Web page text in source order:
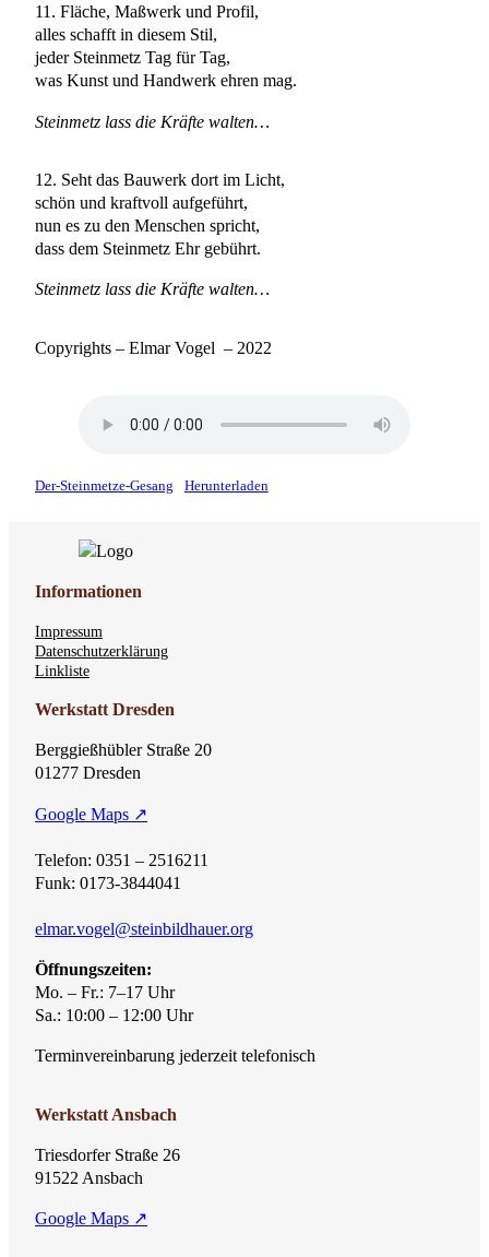
11. Fläche, Maßwerk und Profil,
alles schafft in diesem Stil,
jeder Steinmetz Tag für Tag,
was Kunst und Handwerk ehren mag.
Steinmetz lass die Kräfte walten…
12. Seht das Bauwerk dort im Licht,
schön und kraftvoll aufgeführt,
nun es zu den Menschen spricht,
dass dem Steinmetz Ehr gebührt.
Steinmetz lass die Kräfte walten…
Copyrights – Elmar Vogel – 2022
Der-Steinmetze-Gesang Herunterladen
Informationen
Impressum
Datenschutzerklärung
Linkliste
Werkstatt Dresden
Berggießhübler Straße 20
01277 Dresden
Google Maps ↗
Telefon: 0351 – 2516211
Funk: 0173-3844041
elmar.vogel@steinbildhauer.org
Öffnungszeiten:
Mo. – Fr.: 7–17 Uhr
Sa.: 10:00 – 12:00 Uhr
Terminvereinbarung jederzeit telefonisch
Werkstatt Ansbach
Triesdorfer Straße 26
91522 Ansbach
Google Maps ↗